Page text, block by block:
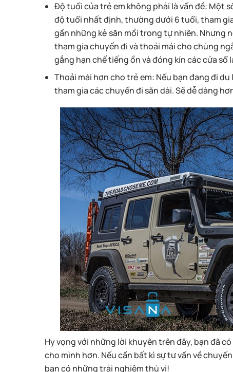
Độ tuổi của trẻ em không phải là vấn đề: Một
độ tuổi nhất định, thường dưới 6 tuổi, tham
gần những kẻ săn mồi trong tự nhiên. Nhưng
tham gia chuyến đi và thoải mái cho chúng
gắng hạn chế tiếng ồn và đóng kín các cửa sổ
Thoải mái hơn cho trẻ em: Nếu bạn đang đi
tham gia các chuyến đi săn dài. Sẽ dễ dàng
Hy vọng với những lời khuyên trên đây, bạn đã
cho mình hơn. Nếu cần bất kì sự tư vấn về
bạn có những trải nghiệm thú vị!